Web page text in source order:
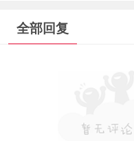
全部回复